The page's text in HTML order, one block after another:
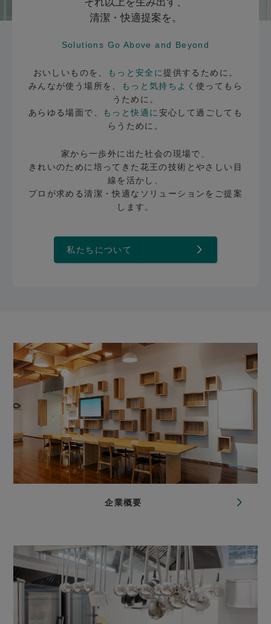
清潔・快適提案を。
Solutions Go Above and Beyond
おいしいものを、 もっと安全に提供するために。
みんなが使う場所を、
もっと気持ちよく使ってもら
うために。
あらゆる場面で、
もっと快適に安心して過ごしても
らうために。
家から一歩外に出た社会の現場で、
きれいのために培ってきた花王の技術とやさしい目
線を活かし、
プロが求める清潔・快適なソリューションをご提案
します。
私たちについて
企業概要